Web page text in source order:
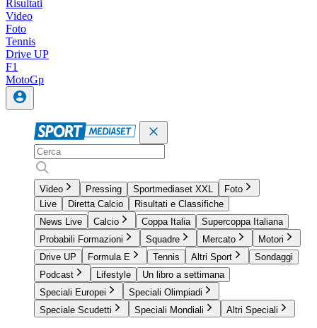
Risultati
Video
Foto
Tennis
Drive UP
F1
MotoGp
Video Pressing Sportmediaset XXL
Foto
Live
Diretta Calcio
Risultati e Classifiche
News Live
Calcio Coppa Italia
Supercoppa Italiana
Probabili Formazioni
Squadre Mercato
Motori
Drive UP
Formula E Tennis Altri Sport
Sondaggi
Podcast
Lifestyle
Un libro a settimana
Speciali Europei
Speciali Olimpiadi
Speciale Scudetti
Speciali Mondiali Altri Speciali